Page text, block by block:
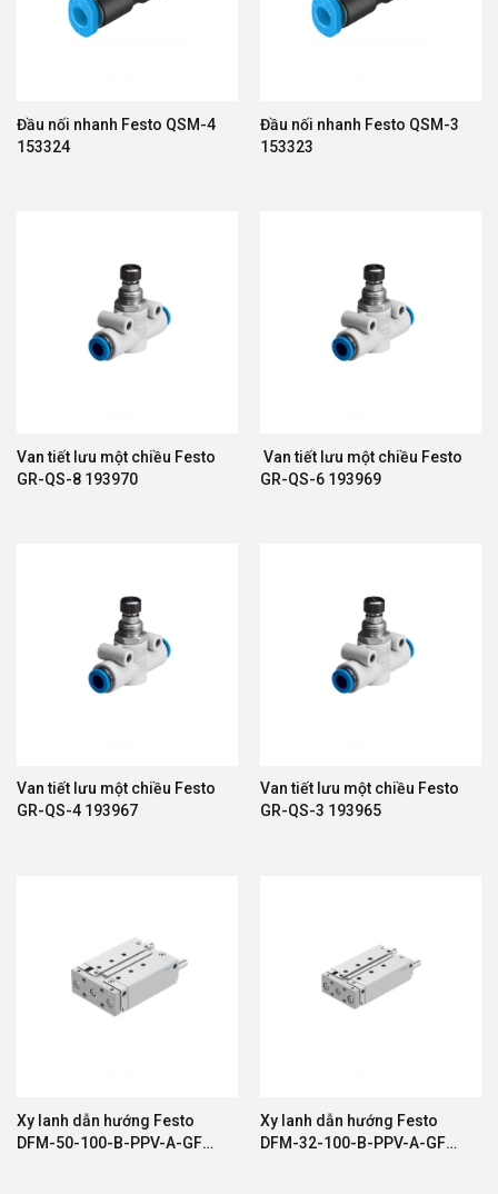
Đầu nối nhanh Festo QSM-4
153324
Đầu nối nhanh Festo QSM-3
153323
Van tiết lưu một chiều Festo
GR-QS-8 193970
Van tiết lưu một chiều Festo
GR-QS-6 193969
Van tiết lưu một chiều Festo
GR-QS-4 193967
Van tiết lưu một chiều Festo
GR-QS-3 193965
Xy lanh dẫn hướng Festo
DFM-50-100-B-PPV-A-GF
Xy lanh dẫn hướng Festo
DFM-32-100-B-PPV-A-GF